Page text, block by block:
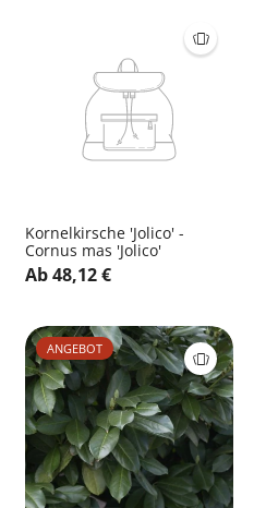
Kornelkirsche 'Jolico' -
Cornus mas 'Jolico'
Ab 48,12 €
ANGEBOT